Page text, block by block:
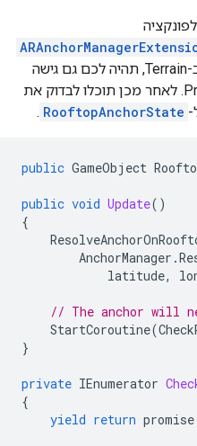
. בדומה למיקומי ציון ב-Terrain, תהיה לכם גם גישה
של ה-Promise. לאחר מכן תוכלו לבדוק את
RooftopAnchorState
.
public GameObject
public void Update()
{
AnchorManager .
latitude,
// The anchor will
StartCoroutine(
}
private IEnumerator
{
yield return promise